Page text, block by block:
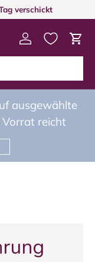
verschickt
Einloggen
ausgewählte
reicht